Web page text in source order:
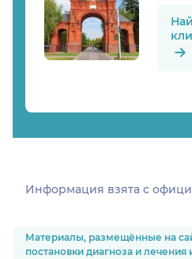
Информация взята c
Материалы, размещённые на
постановки диагноза и